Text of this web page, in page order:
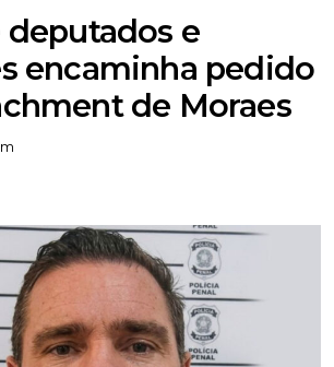
deputados e
encaminha pedido
de Moraes